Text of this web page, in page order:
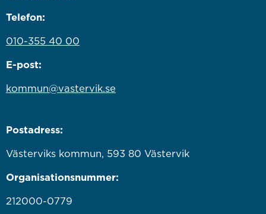
Telefon:
010-355 40 00
E-post:
kommun@vastervik.se
Postadress:
Västerviks kommun, 593 80 Västervik
Organisationsnummer:
212000-0779